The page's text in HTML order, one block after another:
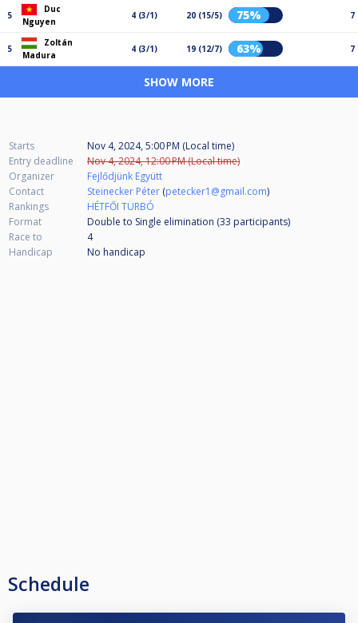
5
Duc
Nguyen
4 (3/1) 20 (15/5) 75% 7
5
Zoltán
Madura
4 (3/1) 19 (12/7) 63% 7
SHOW MORE
Starts
Nov 4, 2024, 5:00 PM (Local time)
Entry deadline
Nov 4, 2024, 12:00 PM (Local time)
Organizer
Fejlődjünk Együtt
Contact
Steinecker Péter (petecker1@gmail.com)
Rankings
HÉTFŐI TURBÓ
Format
Double to Single elimination (33 participants)
Race to
4
Handicap
No handicap
Schedule